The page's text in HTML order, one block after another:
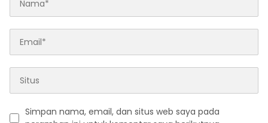
Simpan nama, email, dan situs web saya pada